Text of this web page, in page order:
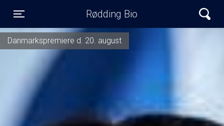
Rødding Bio
Danmarkspremiere d. 20. august